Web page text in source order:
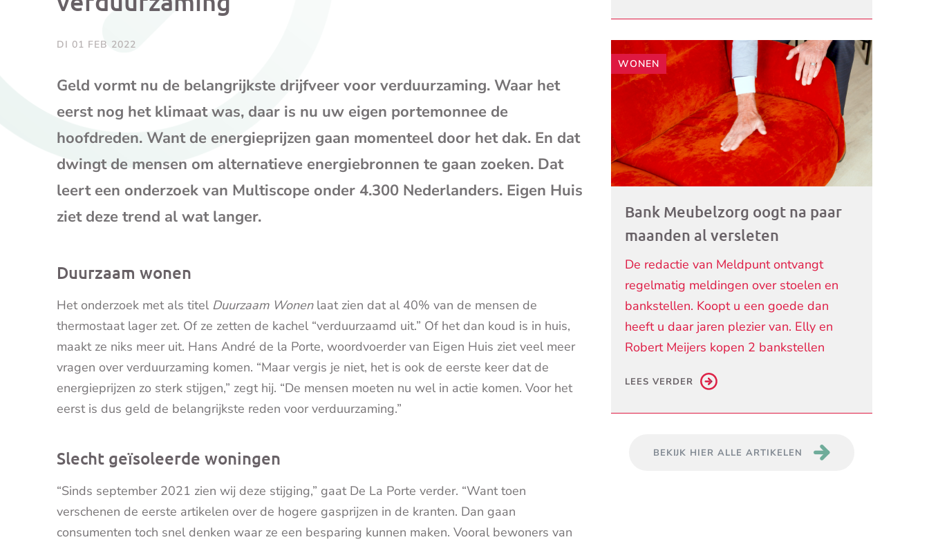
(opent
mailprogramma)
DI 01 FEB 2022
Geld vormt nu de belangrijkste drijfveer voor verduurzaming. Waar het
eerst nog het klimaat was, daar is nu uw eigen portemonnee de
hoofdreden. Want de energieprijzen gaan momenteel door het dak. En dat
dwingt de mensen om alternatieve energiebronnen te gaan zoeken. Dat
leert een onderzoek van Multiscope onder 4.300 Nederlanders. Eigen Huis
ziet deze trend al wat langer.
Duurzaam wonen
Het onderzoek met als titel Duurzaam Wonenlaat zien dat al 40% van de mensen de
thermostaat lager zet. Of ze zetten de kachel “verduurzaamd uit.” Of het dan koud is in huis,
maakt ze niks meer uit. Hans André de la Porte, woordvoerder van Eigen Huis ziet veel meer
vragen over verduurzaming komen. “Maar vergis je niet, het is ook de eerste keer dat de
energieprijzen zo sterk stijgen,” zegt hij. “De mensen moeten nu wel in actie komen. Voor het
eerst is dus geld de belangrijkste reden voor verduurzaming.”
Slecht geïsoleerde woningen
“Sinds september 2021 zien wij deze stijging,” gaat De La Porte verder. “Want toen
verschenen de eerste artikelen over de hogere gasprijzen in de kranten. Dan gaan
consumenten toch snel denken waar ze een besparing kunnen maken. Vooral bewoners van
WONEN
Bank Meubelzorg oogt na paar
maanden al versleten
De redactie van Meldpunt ontvangt
regelmatig meldingen over stoelen en
bankstellen. Koopt u een goede dan
heeft u daar jaren plezier van. Elly en
Robert Meijers kopen 2 bankstellen
LEES VERDER
BEKIJK HIER ALLE ARTIKELEN